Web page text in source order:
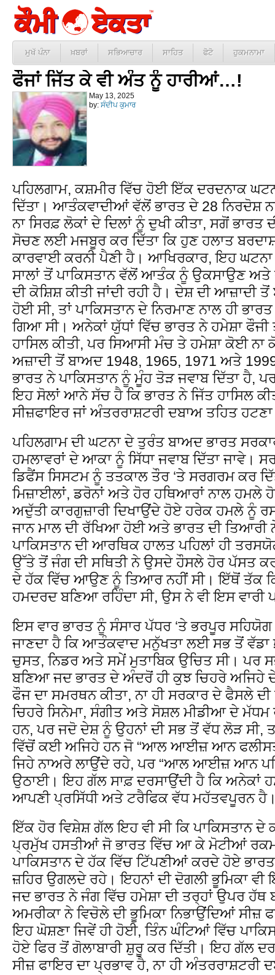
ਮੁਖੱ ਪੰਨਾ ਖ਼ਬਰਾਂ ਸਭਿਆਚਾਰ ਸਾਹਿਤ ਫੋਟੋ ਹੁਕਮਨਾਮਾ
ਫੌਜਾਂ ਜਿੱਤ ਕੇ ਵੀ ਅੰਤ ਨੂੰ ਹਾਰੀਆਂ…!
May 13, 2025
by: ਸੰਦੀਪ ਕੁਮਾਰ
ਪਹਿਲਗਾਮ, ਕਸ਼ਮੀਰ ਵਿੱਚ ਹੋਈ ਇੱਕ ਦਰਦਨਾਕ
ਦਿੱਤਾ। ਆਤੰਕਵਾਦੀਆਂ ਵੱਲੋਂ ਭਾਰਤ ਦੇ 28 ਨਿਰਦੋਸ਼
ਨਾ ਸਿਰਫ਼ ਲੋਕਾਂ ਦੇ ਦਿਲਾਂ ਨੂੰ ਦੁਖੀ ਕੀਤਾ, ਸਗੋਂ
ਸੋਚਣ ਲਈ ਮਜਬੂਰ ਕਰ ਦਿੱਤਾ ਕਿ ਹੁਣ ਹਲਾਤ
ਕਾਰਵਾਈ ਕਰਨੀ ਪੈਣੀ ਹੈ। ਆਖਿਰਕਾਰ, ਇਹ
ਸਾਲਾਂ ਤੋਂ ਪਾਕਿਸਤਾਨ ਵੱਲੋਂ ਆਤੰਕ ਨੂੰ ਉਕਸਾਉਣ
ਦੀ ਕੋਸ਼ਿਸ਼ ਕੀਤੀ ਜਾਂਦੀ ਰਹੀ ਹੈ। ਦੇਸ਼ ਦੀ ਆਜ਼ਾਦੀ
ਹੋਈ ਸੀ, ਤਾਂ ਪਾਕਿਸਤਾਨ ਦੇ ਨਿਰਮਾਣ ਨਾਲ ਹੀ
ਗਿਆ ਸੀ। ਅਨੇਕਾਂ ਯੁੱਧਾਂ ਵਿੱਚ ਭਾਰਤ ਨੇ ਹਮੇਸ਼ਾ
ਹਾਸਿਲ ਕੀਤੀ, ਪਰ ਸਿਆਸੀ ਮੰਚ ਤੇ ਹਮੇਸ਼ਾ ਕੋਈ ਨਾ
ਅਜ਼ਾਦੀ ਤੋਂ ਬਾਅਦ 1948, 1965, 1971 ਅਤੇ
ਭਾਰਤ ਨੇ ਪਾਕਿਸਤਾਨ ਨੂੰ ਮੂੰਹ ਤੋੜ ਜਵਾਬ ਦਿੱਤਾ ਹੈ,
ਇਹ ਸੋਲਾਂ ਆਨੇ ਸੱਚ ਹੈ ਕਿ ਭਾਰਤ ਨੇ ਜਿੱਤ ਹਾਸਿਲ
ਸੀਜ਼ਫਾਇਰ ਜਾਂ ਅੰਤਰਰਾਸ਼ਟਰੀ ਦਬਾਅ ਤਹਿਤ
ਪਹਿਲਗਾਮ ਦੀ ਘਟਨਾ ਦੇ ਤੁਰੰਤ ਬਾਅਦ ਭਾਰਤ
ਹਮਲਾਵਰਾਂ ਦੇ ਆਕਾ ਨੂੰ ਸਿੱਧਾ ਜਵਾਬ ਦਿੱਤਾ ਜਾਵੇ।
ਡਿਫੈਂਸ ਸਿਸਟਮ ਨੂੰ ਤਤਕਾਲ ਤੌਰ ‘ਤੇ ਸਰਗਰਮ ਕਰ
ਮਿਜ਼ਾਈਲਾਂ, ਡਰੋਨਾਂ ਅਤੇ ਹੋਰ ਹਥਿਆਰਾਂ ਨਾਲ ਹਮਲੇ
ਅਦੁੱਤੀ ਕਾਰਗੁਜ਼ਾਰੀ ਦਿਖਾਉਂਦੇ ਹੋਏ ਹਰੇਕ ਹਮਲੇ ਨੂੰ
ਜਾਨ ਮਾਲ ਦੀ ਰੱਖਿਆ ਹੋਈ ਅਤੇ ਭਾਰਤ ਦੀ ਤਿਆਰੀ
ਪਾਕਿਸਤਾਨ ਦੀ ਆਰਥਿਕ ਹਾਲਤ ਪਹਿਲਾਂ ਹੀ
ਉੱਤੇ ਤੋਂ ਜੰਗ ਦੀ ਸਥਿਤੀ ਨੇ ਉਸਦੇ ਹੌਸਲੇ ਹੋਰ ਪੱਸਤ
ਦੇ ਹੱਕ ਵਿੱਚ ਆਉਣ ਨੂੰ ਤਿਆਰ ਨਹੀਂ ਸੀ। ਇੱਥੋਂ ਤੱਕ ਕਿ
ਹਮਦਰਦ ਬਣਿਆ ਰਹਿੰਦਾ ਸੀ, ਉਸ ਨੇ ਵੀ ਇਸ ਵਾਰੀ
ਇਸ ਵਾਰ ਭਾਰਤ ਨੂੰ ਸੰਸਾਰ ਪੱਧਰ ‘ਤੇ ਭਰਪੂਰ
ਜਾਣਦਾ ਹੈ ਕਿ ਆਤੰਕਵਾਦ ਮਨੁੱਖਤਾ ਲਈ ਸਭ ਤੋਂ
ਚੁਸਤ, ਨਿਡਰ ਅਤੇ ਸਮੇਂ ਮੁਤਾਬਿਕ ਉਚਿਤ ਸੀ। ਪਰ
ਬਣਿਆ ਜਦ ਭਾਰਤ ਦੇ ਅੰਦਰੋਂ ਹੀ ਕੁਝ ਚਿਹਰੇ ਅਜਿਹੇ
ਫੌਜ ਦਾ ਸਮਰਥਨ ਕੀਤਾ, ਨਾ ਹੀ ਸਰਕਾਰ ਦੇ ਫੈਸਲੇ
ਚਿਹਰੇ ਸਿਨੇਮਾ, ਸੰਗੀਤ ਅਤੇ ਸੋਸ਼ਲ ਮੀਡੀਆ ਦੇ ਮੱਧਮ
ਹਨ, ਪਰ ਜਦੋ ਦੇਸ਼ ਨੂੰ ਉਹਨਾਂ ਦੀ ਸਭ ਤੋਂ ਵੱਧ ਲੋੜ
ਵਿੱਚੋਂ ਕਈ ਅਜਿਹੇ ਹਨ ਜੋ “ਆਲ ਆਈਜ਼ ਆਨ
ਜਿਹੇ ਨਾਅਰੇ ਲਾਉਂਦੇ ਰਹੇ, ਪਰ “ਆਲ ਆਈਜ਼ ਆਨ
ਉਠਾਈ। ਇਹ ਗੱਲ ਸਾਫ਼ ਦਰਸਾਉਂਦੀ ਹੈ ਕਿ ਅਨੇਕਾਂ
ਆਪਣੀ ਪ੍ਰਸਿੱਧੀ ਅਤੇ ਟਰੈਫਿਕ ਵੱਧ ਮਹੱਤਵਪੂਰਨ
ਇੱਕ ਹੋਰ ਵਿਸ਼ੇਸ਼ ਗੱਲ ਇਹ ਵੀ ਸੀ ਕਿ ਪਾਕਿਸਤਾਨ
ਪ੍ਰਮੁੱਖ ਹਸਤੀਆਂ ਜੋ ਭਾਰਤ ਵਿੱਚ ਆ ਕੇ ਮੋਟੀਆਂ
ਪਾਕਿਸਤਾਨ ਦੇ ਹੱਕ ਵਿੱਚ ਟਿੱਪਣੀਆਂ ਕਰਦੇ ਹੋਏ
ਜ਼ਹਿਰ ਉਗਲਦੇ ਰਹੇ। ਇਹਨਾਂ ਦੀ ਦੋਗਲੀ ਭੂਮਿਕਾ ਵੀ
ਜਦ ਭਾਰਤ ਨੇ ਜੰਗ ਵਿੱਚ ਹਮੇਸ਼ਾ ਦੀ ਤਰ੍ਹਾਂ ਉਪਰ
ਅਮਰੀਕਾ ਨੇ ਵਿਚੋਲੇ ਦੀ ਭੂਮਿਕਾ ਨਿਭਾਉਂਦਿਆਂ ਸੀਜ਼
ਇਹ ਘੋਸ਼ਣਾ ਜਿਵੇਂ ਹੀ ਹੋਈ, ਤਿੰਨ ਘੰਟਿਆਂ ਵਿੱਚ
ਹੋਏ ਫਿਰ ਤੋਂ ਗੋਲਾਬਾਰੀ ਸ਼ੁਰੂ ਕਰ ਦਿੱਤੀ। ਇਹ ਗੱਲ
ਸੀਜ਼ ਫਾਇਰ ਦਾ ਪ੍ਰਭਾਵ ਹੈ, ਨਾ ਹੀ ਅੰਤਰਰਾਸ਼ਟਰੀ